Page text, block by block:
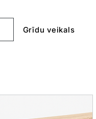
Grīdu veikals